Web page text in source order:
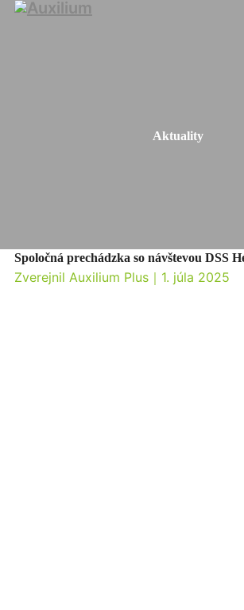
Aktuality
Spoločná prechádzka so návštevou DSS
Zverejnil Auxilium Plus｜ 1. júla 2025